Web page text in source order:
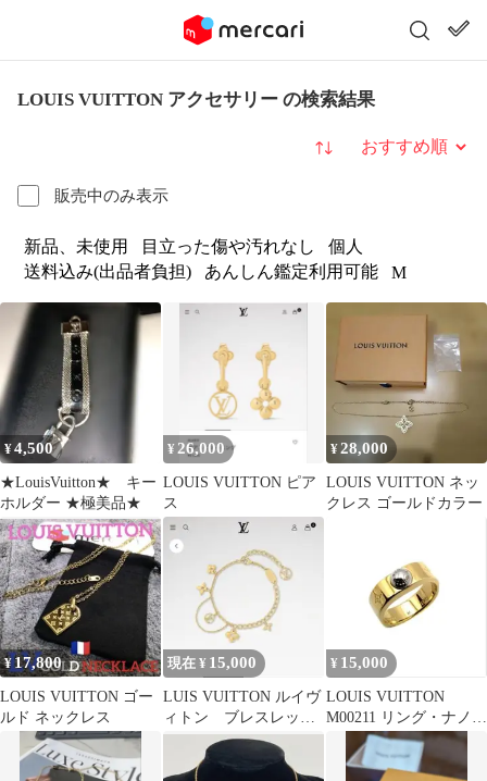
LOUIS VUITTON アクセサリー の検索結果
販売中のみ表示
並び替え
新品、未使用 目立った傷や汚れなし
個人
送料込み(出品者負担)
あんしん鑑定利用可能 M
¥4,500
★LouisVuitton★ キー
ホルダー ★極美品★
¥ 26,000
LOUIS VUITTON ピア
ス
¥28,000
LOUIS VUITTON ネッ
クレス ゴールドカラー
¥17,800
LOUIS VUITTON ゴー
ルド ネックレス
現在 ¥ 15,000
LUIS VUITTON ルイヴ
ィトン ブレスレッ
ト・ブルーミング
¥ 15,000
LOUIS VUITTON
M00211 リング・ナノグ
ラム M ゴールド